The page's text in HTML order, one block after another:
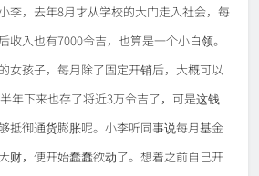
李，去年8月才从学校的大门走入社会，每
收入也有7000令吉，也算是一个小白领。
女孩子，每月除了固定开销后，大概可以
年下来也存了将近3万令吉了，可是这钱
抵御通货膨胀呢。小李听同事说每月基金
财，便开始蠢蠢欲动了。想着之前自己开